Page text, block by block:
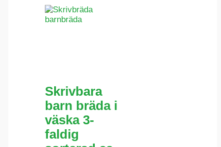
Skrivbara
barn bräda i
väska 3-
faldig